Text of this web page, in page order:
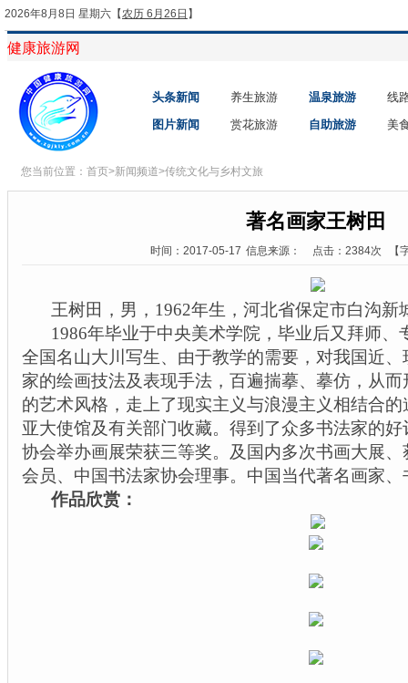
2026年8月8日 星期六 【农历 6月26日 】
健康旅游网
头条新闻 养生旅游 温泉旅游
线
图片新闻
赏花旅游 自助旅游 美
您当前位置： 首页>新闻频道>传统文化与乡村文旅
著名画家王树田
时间：2017-05-17 信息来源： 点击：2384次 【
王树田，男， 1962年生， 河北省保定市白沟新
1986年毕业于中央美术学院， 毕业后又拜师、
全国名山大川写生、由于教学的需要，对我国近
家的绘画技法及表现手法，百遍揣摹、摹仿，从
的艺术风格，走上了现实主义与浪漫主义相结合
亚大使馆及有关部门收藏。得到了众多书法家的好
协会举办画展荣获三等奖。及国内多次书画大展
会员、中国书法家协会理事。 中国当代著名画家
作品欣赏：